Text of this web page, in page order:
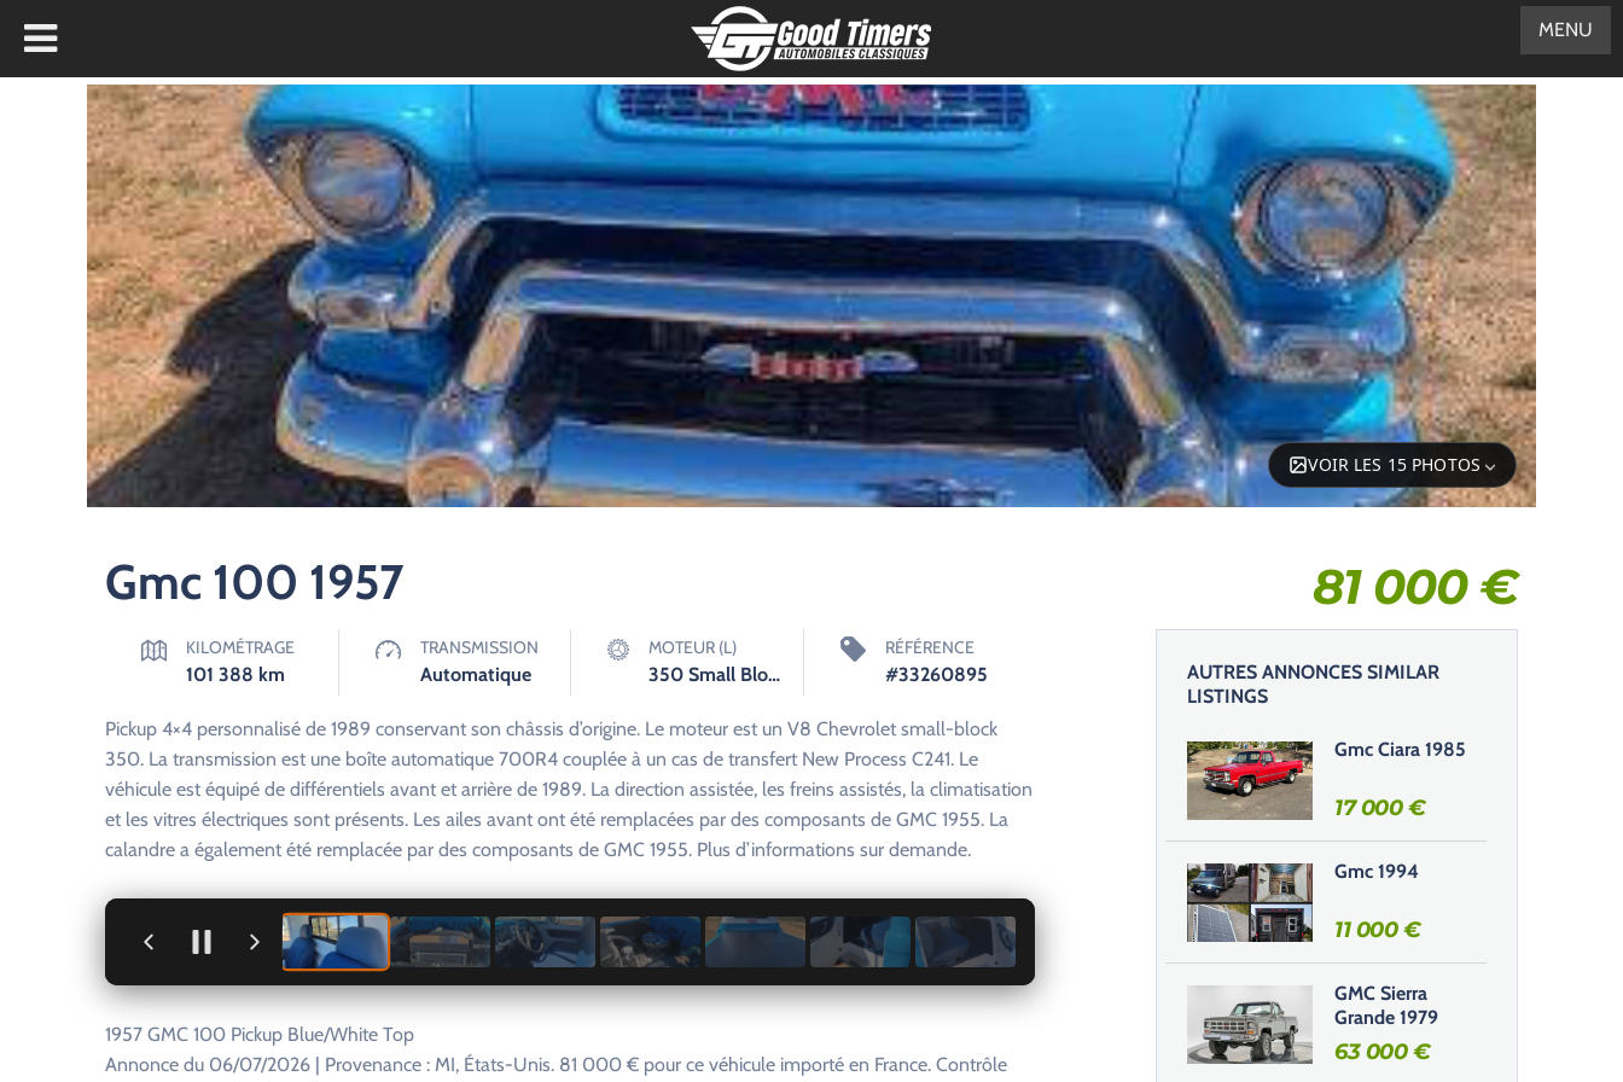
VOIR LES 15 PHOTOS
Gmc 100 1957 81 000€
KILOMÉTRAGE
101 388 km
TRANSMISSION
Automatique
MOTEUR (L)
350 Small Block V8
RÉFÉRENCE
#33260895
Pickup 4×4 personnalisé de 1989 conservant son châssis d’origine. Le moteur est un V8 Chevrolet small-block
350. La transmission est une boîte automatique 700R4 couplée à un cas de transfert New Process C241. Le
véhicule est équipé de différentiels avant et arrière de 1989. La direction assistée, les freins assistés, la climatisation
et les vitres électriques sont présents. Les ailes avant ont été remplacées par des composants de GMC 1955. La
calandre a également été remplacée par des composants de GMC 1955. Plus d’informations sur demande.
1 / 15
1957 GMC 100 Pickup Blue/White Top
Annonce du 06/07/2026 | Provenance : MI, États-Unis. 81 000 € pour ce véhicule importé en France. Contrôle
AUTRES ANNONCES SIMILAR
LISTINGS
Gmc Ciara 1985
17 000€
Gmc 1994
11 000€
GMC Sierra
Grande 1979
63 000€
MENU